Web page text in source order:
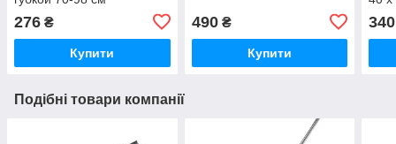
276 ₴
Купити
490₴
Купити
340
Подібні товари компанії